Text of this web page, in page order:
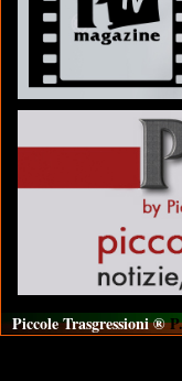
Piccole Trasgressioni ®